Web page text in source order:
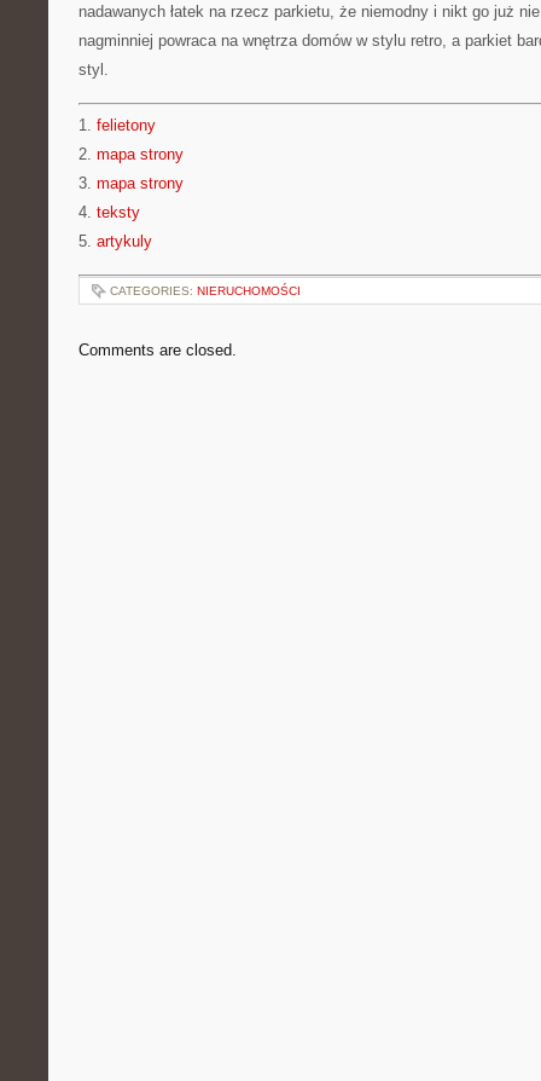
nadawanych łatek na rzecz parkietu, że niemodny i nikt go już
nagminniej powraca na wnętrza domów w stylu retro, a parkiet
styl.
1. felietony
2. mapa strony
3. mapa strony
4. teksty
5. artykuly
CATEGORIES: NIERUCHOMOŚCI
Comments are closed.